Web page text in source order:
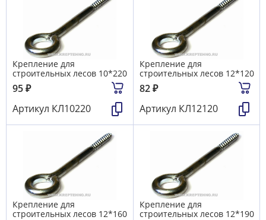
Крепление для
строительных лесов 10*220
95₽
Артикул КЛ10220
Крепление для
строительных лесов 12*120
82₽
Артикул КЛ12120
Крепление для
строительных лесов 12*160
Крепление для
строительных лесов 12*190